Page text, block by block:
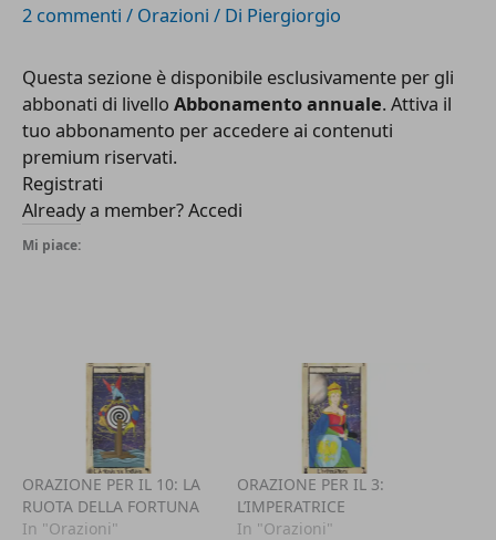
2 commenti / Orazioni / Di Piergiorgio
Questa sezione è disponibile esclusivamente per gli
abbonati di livello Abbonamento annuale. Attiva il
tuo abbonamento per accedere ai contenuti
premium riservati.
Registrati
Already a member?Accedi
Mi piace:
ORAZIONE PER IL 10: LA
RUOTA DELLA FORTUNA
In "Orazioni"
ORAZIONE PER IL 3:
L’IMPERATRICE
In "Orazioni"